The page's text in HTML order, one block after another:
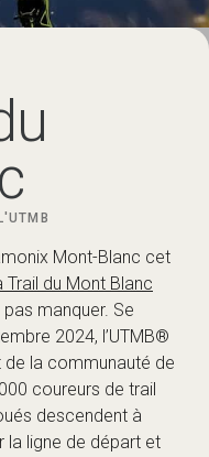
Mont-Blanc cet
Trail du Mont Blanc
manquer. Se
2024, l’UTMB®
de la communauté de
coureurs de trail
descendent à
la ligne de départ et